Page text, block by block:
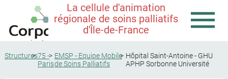
La cellule d'animation
régionale de soins palliatifs
d'Île-de-France
Structures75 -
Paris
EMSP - Equipe Mobile
de Soins Palliatifs
Hôpital Saint-Antoine - GHU
APHP Sorbonne Université